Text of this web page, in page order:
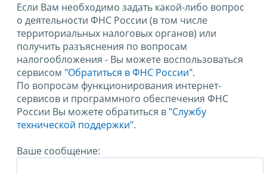
Если Вам необходимо задать какой-либо вопрос
о деятельности ФНС России (в том числе
территориальных налоговых органов) или
получить разъяснения по вопросам
налогообложения - Вы можете воспользоваться
сервисом "Обратиться в ФНС России".
По вопросам функционирования интернет-
сервисов и программного обеспечения ФНС
России Вы можете обратиться в "Службу
технической поддержки".
Ваше сообщение: